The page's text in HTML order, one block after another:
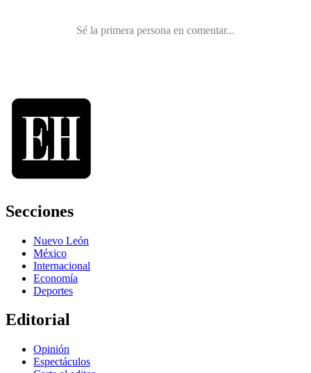
Secciones
Nuevo León
México
Internacional
Economía
Deportes
Editorial
Opinión
Espectáculos